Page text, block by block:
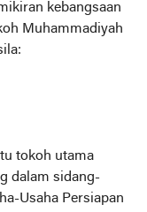
kebangsaan
Muhammadiyah
tokoh utama
dalam sidang-
Usaha Persiapan